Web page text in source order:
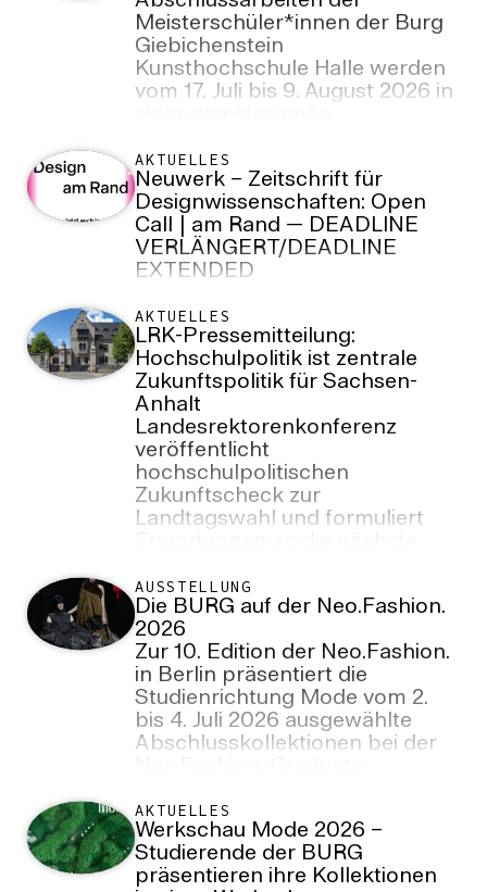
Meisterschüler*innen der Burg
Giebichenstein
Kunsthochschule Halle werden
vom 17. Juli bis 9. August 2026 in
im Volkspark gezeigt.
AKTUELLES
Neuwerk – Zeitschrift für
Designwissenschaften: Open
Call | am Rand — DEADLINE
VERLÄNGERT/DEADLINE
EXTENDED
AKTUELLES
LRK-Pressemitteilung:
Hochschulpolitik ist zentrale
Zukunftspolitik für Sachsen-
Anhalt
Landesrektorenkonferenz
veröffentlicht
hochschulpolitischen
Zukunftscheck zur
Landtagswahl und formuliert
AUSSTELLUNG
Die BURG auf der Neo.Fashion.
2026
Zur 10. Edition der Neo.Fashion.
in Berlin präsentiert die
Studienrichtung Mode vom 2.
bis 4. Juli 2026 ausgewählte
Abschlusskollektionen bei der
Graduates Show.
AKTUELLES
Werkschau Mode 2026 –
Studierende der BURG
präsentieren ihre Kollektionen